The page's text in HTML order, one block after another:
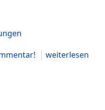
weiterlesen